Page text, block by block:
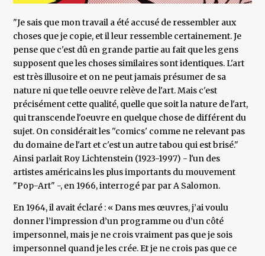
"Je sais que mon travail a été accusé de ressembler aux
choses que je copie, et il leur ressemble certainement. Je
pense que c'est dû en grande partie au fait que les gens
supposent que les choses similaires sont identiques. L'art
est très illusoire et on ne peut jamais présumer de sa
nature ni que telle oeuvre relève de l'art. Mais c'est
précisément cette qualité, quelle que soit la nature de l'art,
qui transcende l'oeuvre en quelque chose de différent du
sujet. On considérait les ''comics' comme ne relevant pas
du domaine de l'art et c'est un autre tabou qui est brisé."
Ainsi parlait Roy Lichtenstein (1923-1997) - l'un des
artistes américains les plus importants du mouvement
"Pop-Art" -, en 1966, interrogé par par A Salomon.
En 1964, il avait éclaré : « Dans mes œuvres, j’ai voulu
donner l’impression d’un programme ou d’un côté
impersonnel, mais je ne crois vraiment pas que je sois
impersonnel quand je les crée. Et je ne crois pas que ce